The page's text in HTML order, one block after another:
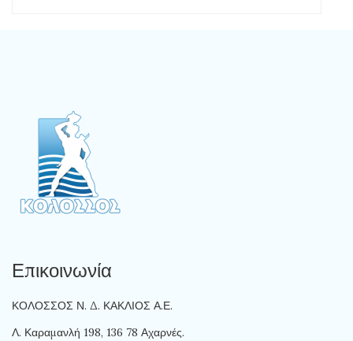
Επικοινωνία
ΚΟΛΟΣΣΟΣ Ν. Δ. ΚΑΚΛΙΟΣ Α.Ε.
Λ. Καραμανλή 198, 136 78 Αχαρνές.